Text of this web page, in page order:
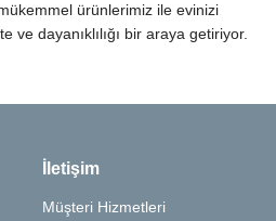
ürünlerimiz ile evinizi
dayanıklılığı bir araya getiriyor.
İletişim
Müşteri Hizmetleri